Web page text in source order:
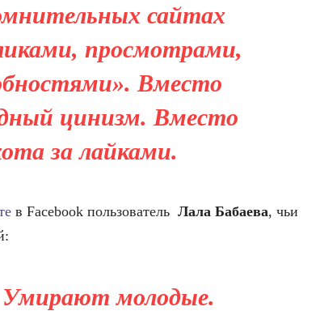
сайтах
просмотрами,
Вместо
цинизм. Вместо
за лайками.
в Facebook пользователь Лала Бабаева, чьи
молодые.